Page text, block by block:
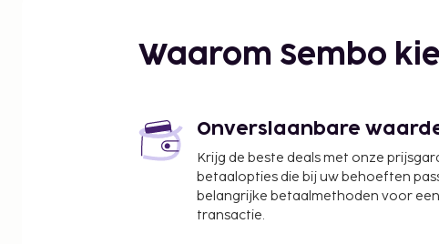
Waarom Sembo
Onverslaanbare
Krijg de beste deals met onze
betaalopties die bij uw behoeften
belangrijke betaalmethoden voor
transactie.